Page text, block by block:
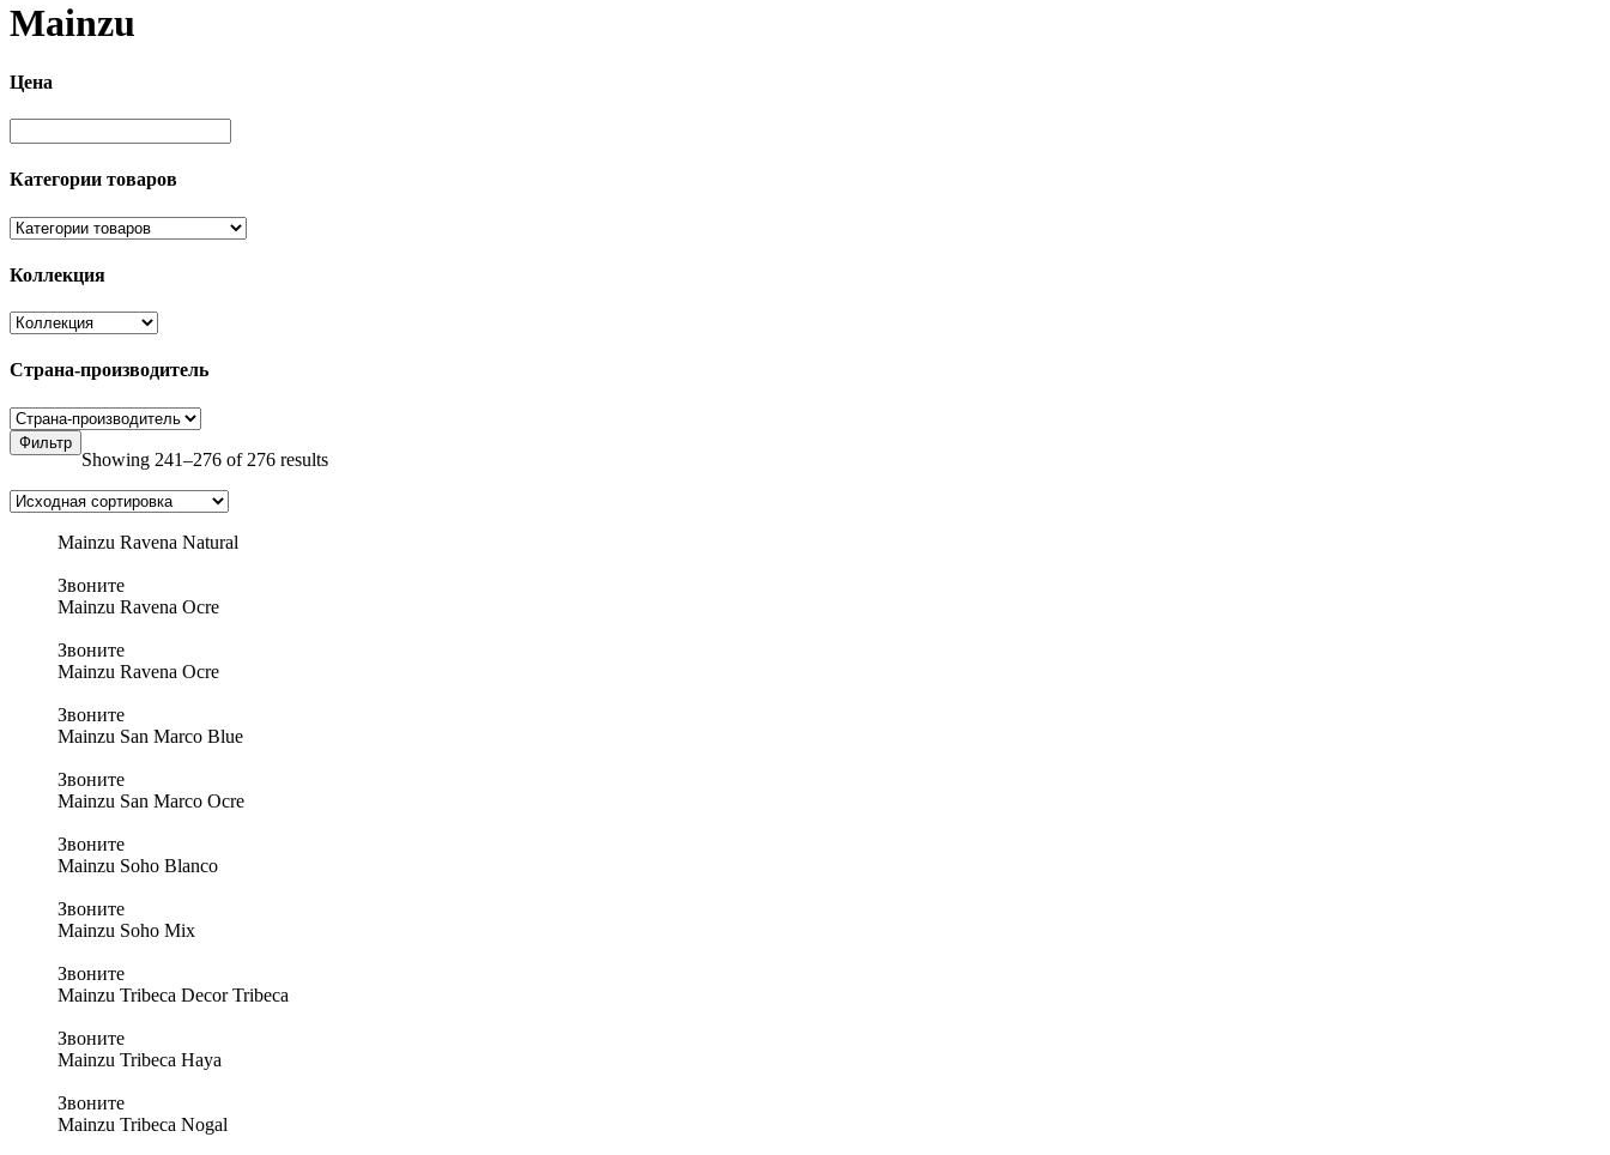
Mainzu
Цена
Категории товаров
Коллекция
Страна-производитель
Фильтр
Showing 241–276 of 276 results
Mainzu Ravena Natural
Звоните
Mainzu Ravena Ocre
Звоните
Mainzu Ravena Ocre
Звоните
Mainzu San Marco Blue
Звоните
Mainzu San Marco Ocre
Звоните
Mainzu Soho Blanco
Звоните
Mainzu Soho Mix
Звоните
Mainzu Tribeca Decor Tribeca
Звоните
Mainzu Tribeca Haya
Звоните
Mainzu Tribeca Nogal